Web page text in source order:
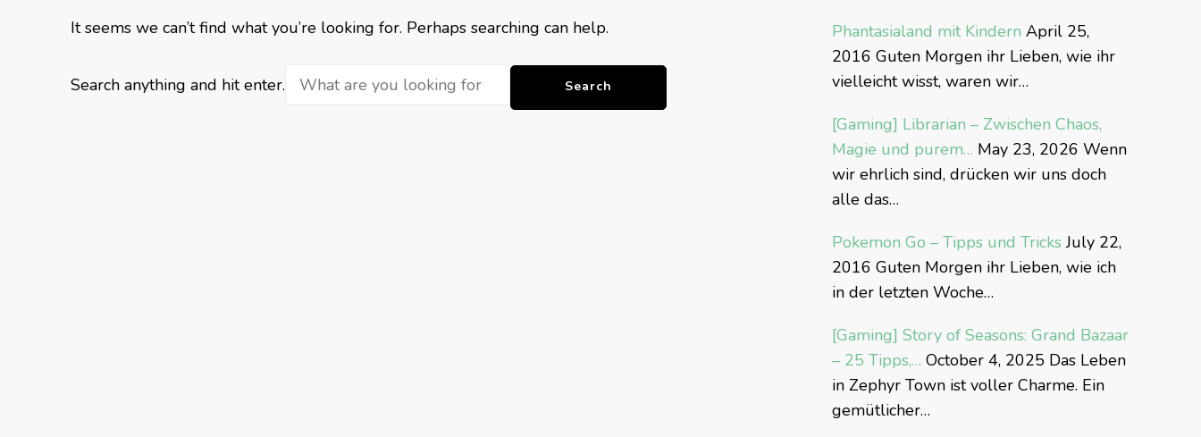
It seems we can’t find what you’re looking for. Perhaps searching can help.
Looking
Search anything and hit enter.
Phantasialand mit Kindern April 25,
2016 Guten Morgen ihr Lieben, wie ihr
vielleicht wisst, waren wir…
[Gaming] Librarian – Zwischen Chaos,
Magie und purem… May 23, 2026 Wenn
wir ehrlich sind, drücken wir uns doch
alle das…
Pokemon Go – Tipps und Tricks July 22,
2016 Guten Morgen ihr Lieben, wie ich
in der letzten Woche…
[Gaming] Story of Seasons: Grand Bazaar
– 25 Tipps,… October 4, 2025 Das Leben
in Zephyr Town ist voller Charme. Ein
gemütlicher…